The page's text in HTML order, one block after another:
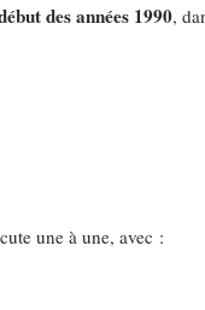
des années 1990,
une à une, avec :